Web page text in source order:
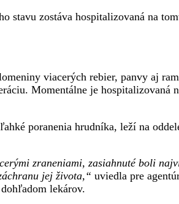
stavu zostáva hospitalizovaná na
viacerých rebier, panvy aj
Momentálne je hospitalizovaná
poranenia hrudníka, leží na
zraneniami, zasiahnuté boli
jej života,“ uviedla pre
lekárov.